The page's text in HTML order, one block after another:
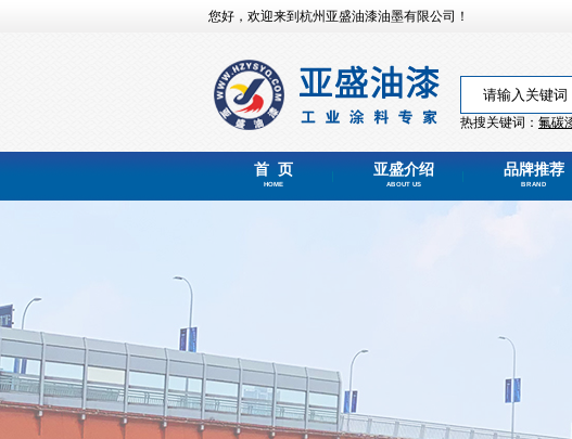
您好，欢迎来到杭州亚盛油漆油墨有限公司！
热搜关键词： 氟碳
首 页
HOME
亚盛介绍
ABOUT US
品牌推荐
BRAND